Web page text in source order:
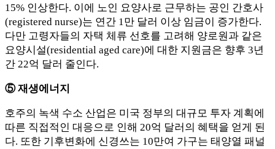
15% 인상한다. 이에 노인 요양사로 근무하는 공인 간호사
(registered nurse)는 연간 1만 달러 이상 임금이 증가한다.
다만 고령자들의 자택 체류 선호를 고려해 양로원과 같은
요양시설(residential aged care)에 대한 지원금은 향후 3년
간 22억 달러 줄인다.
⑤ 재생에너지
호주의 녹색 수소 산업은 미국 정부의 대규모 투자 계획에
따른 직접적인 대응으로 인해 20억 달러의 혜택을 얻게 된
다. 또한 기후변화에 신경쓰는 10만여 가구는 태양열 패널